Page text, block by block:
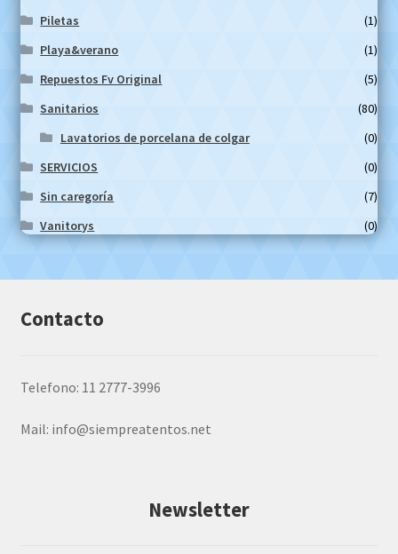
Piletas
(1)
Playa&verano
(1)
Repuestos Fv Original
(5)
Sanitarios
(80)
Lavatorios de porcelana de colgar
(0)
SERVICIOS
(0)
Sin caregoría
(7)
Vanitorys
(0)
Contacto
Telefono: 11 2777-3996
Mail: info@siempreatentos.net
Newsletter